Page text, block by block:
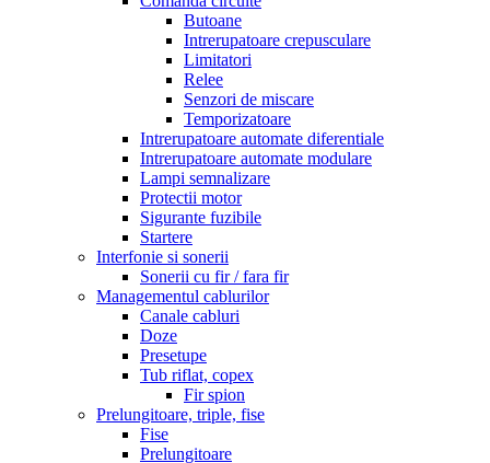
Butoane
Intrerupatoare crepusculare
Limitatori
Relee
Senzori de miscare
Temporizatoare
Intrerupatoare automate diferentiale
Intrerupatoare automate modulare
Lampi semnalizare
Protectii motor
Sigurante fuzibile
Startere
Interfonie si sonerii
Sonerii cu fir / fara fir
Managementul cablurilor
Canale cabluri
Doze
Presetupe
Tub riflat, copex
Fir spion
Prelungitoare, triple, fise
Fise
Prelungitoare